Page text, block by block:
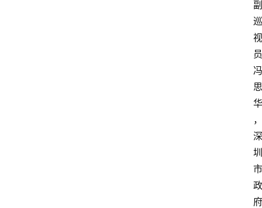
副
巡
视
员
冯
思
华
，
深
圳
市
政
府